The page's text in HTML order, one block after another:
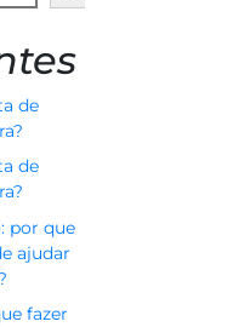
de
de
por que
ajudar
fazer